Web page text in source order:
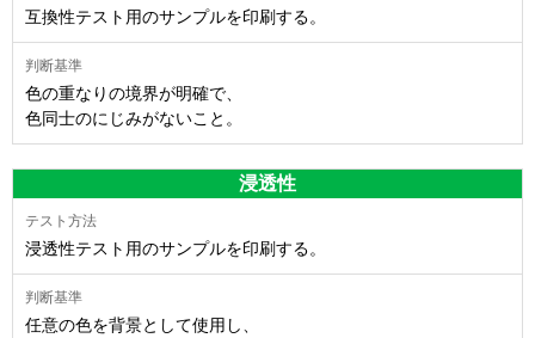
互換性テスト用のサンプルを印刷する。
色の重なりの境界が明確で、
色同士のにじみがないこと。
浸透性
浸透性テスト用のサンプルを印刷する。
任意の色を背景として使用し、